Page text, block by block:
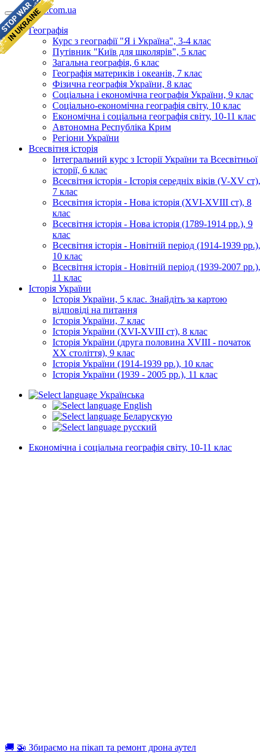
geomap.com.ua
Географія
Курс з географії "Я і Україна", 3-4 клас
Путівник "Київ для школярів", 5 клас
Загальна географія, 6 клас
Географія материків і океанів, 7 клас
Фізична географія України, 8 клас
Соціальна і економічна географія України, 9 клас
Соціально-економічна географія світу, 10 клас
Економічна і соціальна географія світу, 10-11 клас
Автономна Республіка Крим
Регіони України
Всесвітня історія
Інтегральний курс з Історії України та Всесвітньої
історії, 6 клас
Всесвітня історія - Історія середніх віків (V-XV ст),
7 клас
Всесвітня історія - Нова історія (XVI-XVIII ст), 8
клас
Всесвітня історія - Нова історія (1789-1914 рр.), 9
клас
Всесвітня історія - Новітній період (1914-1939 рр.),
10 клас
Всесвітня історія - Новітній період (1939-2007 рр.),
11 клас
Історія України
Історія України, 5 клас. Знайдіть за картою
відповіді на питання
Історія України, 7 клас
Історія України (XVI-XVIII ст), 8 клас
Історія України (друга половина XVIII - початок
XX століття), 9 клас
Історія України (1914-1939 рр.), 10 клас
Історія України (1939 - 2005 рр.), 11 клас
Українська
English
Беларускую
русский
Економічна і соціальна географія світу, 10-11 клас
🚚 🚁 Збираємо на пікап та ремонт дрона аутел